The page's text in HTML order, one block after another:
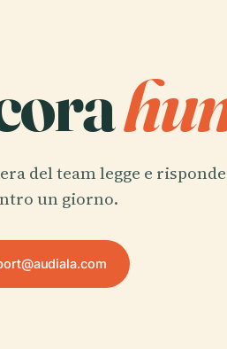
del team legge e
un giorno.